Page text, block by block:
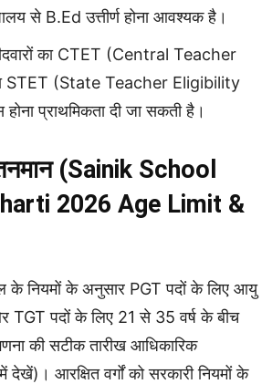
से B.Ed उत्तीर्ण होना आवश्यक है।
का CTET (Central Teacher
STET (State Teacher Eligibility
प्राथमिकता दी जा सकती है।
(Sainik School
2026 Age Limit &
के नियमों के अनुसार PGT पदों के लिए आयु
TGT पदों के लिए 21 से 35 वर्ष के बीच
की सटीक तारीख आधिकारिक
देखें)। आरक्षित वर्गों को सरकारी नियमों के